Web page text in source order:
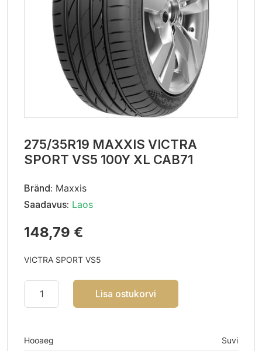
275/35R19 MAXXIS VICTRA
SPORT VS5 100Y XL CAB71
Bränd: Maxxis
Saadavus: Laos
148,79 €
VICTRA SPORT VS5
Lisa ostukorvi
Hooaeg
Suvi